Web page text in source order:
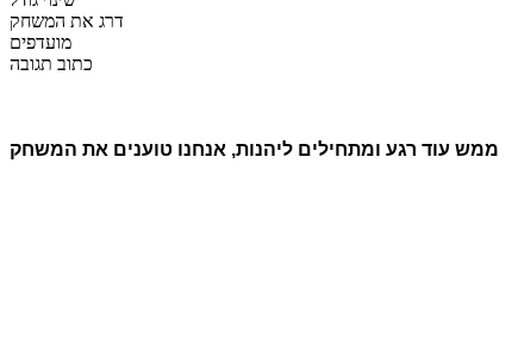
דרג את המשחק
מועדפים
כתוב תגובה
ממש עוד רגע ומתחילים ליהנות, אנחנו טוענים את המשחק